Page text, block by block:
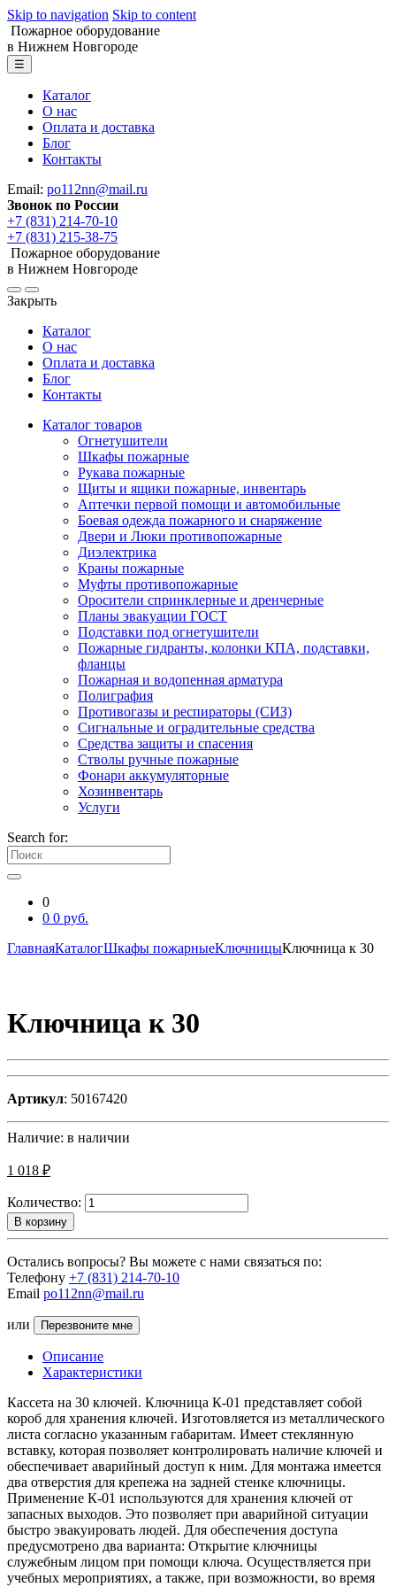
Skip to navigation Skip to content
Пожарное оборудование
в Нижнем Новгороде
☰
Каталог
О нас
Оплата и доставка
Блог
Контакты
Email: po112nn@mail.ru
Звонок по России
+7 (831) 214-70-10
+7 (831) 215-38-75
Пожарное оборудование
в Нижнем Новгороде
Закрыть
Каталог
О нас
Оплата и доставка
Блог
Контакты
Каталог товаров
Огнетушители
Шкафы пожарные
Рукава пожарные
Щиты и ящики пожарные, инвентарь
Аптечки первой помощи и автомобильные
Боевая одежда пожарного и снаряжение
Двери и Люки противопожарные
Диэлектрика
Краны пожарные
Муфты противопожарные
Оросители спринклерные и дренчерные
Планы эвакуации ГОСТ
Подставки под огнетушители
Пожарные гидранты, колонки КПА, подставки,
фланцы
Пожарная и водопенная арматура
Полиграфия
Противогазы и респираторы (СИЗ)
Сигнальные и оградительные средства
Средства защиты и спасения
Стволы ручные пожарные
Фонари аккумуляторные
Хозинвентарь
Услуги
Search for:
0
0 0 руб.
ГлавнаяКаталогШкафы пожарныеКлючницыКлючница к 30
Ключница к 30
Артикул: 50167420
Наличие: в наличии
1 018 ₽
Количество:
В корзину
Остались вопросы? Вы можете с нами связаться по:
Телефону +7 (831) 214-70-10
Email po112nn@mail.ru
или Перезвоните мне
Описание
Характеристики
Кассета на 30 ключей. Ключница К-01 представляет собой
короб для хранения ключей. Изготовляется из металлического
листа согласно указанным габаритам. Имеет стеклянную
вставку, которая позволяет контролировать наличие ключей и
обеспечивает аварийный доступ к ним. Для монтажа имеется
два отверстия для крепежа на задней стенке ключницы.
Применение К-01 используются для хранения ключей от
запасных выходов. Это позволяет при аварийной ситуации
быстро эвакуировать людей. Для обеспечения доступа
предусмотрено два варианта: Открытие ключницы
служебным лицом при помощи ключа. Осуществляется при
учебных мероприятиях, а также, при возможности, во время